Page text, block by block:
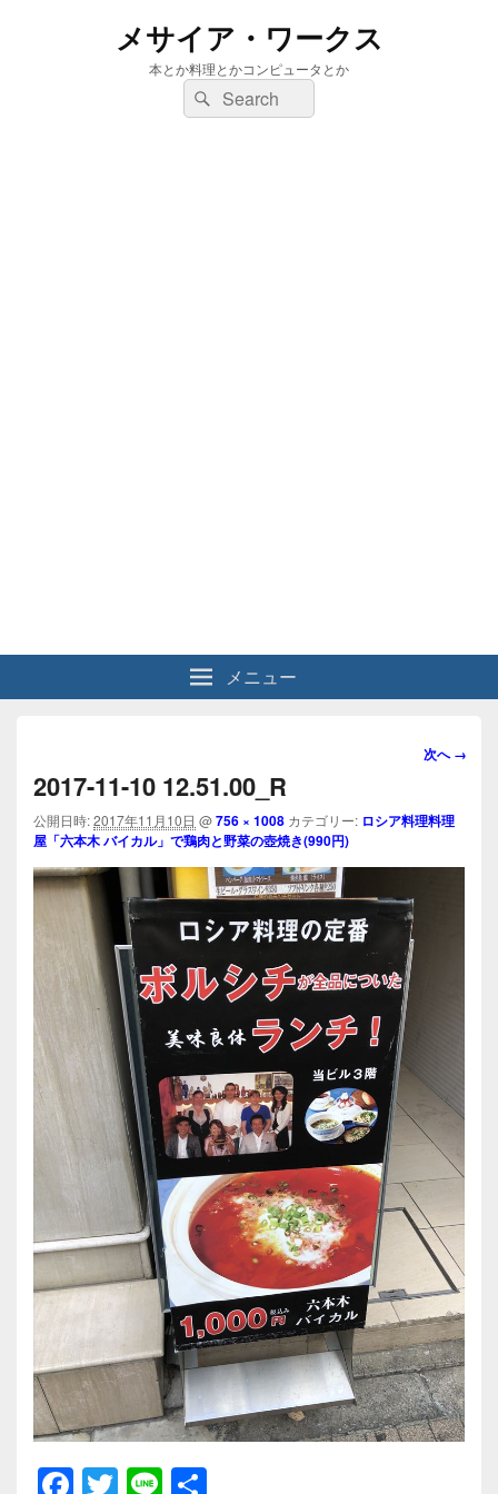
メサイア・ワークス
本とか料理とかコンピュータとか
検
索:
検
索
メニュー
画
ビ
ー
シ
ン
次へ →
2017-11-10 12.51.00_R
公開日時:2017年11月10日 @756 × 1008 カテゴリー: ロシア料理料理
屋「六本木 バイカル」で鶏肉と野菜の壺焼き(990円)